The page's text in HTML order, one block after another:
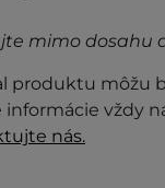
mimo dosahu
produktu môžu
informácie vždy
nás.